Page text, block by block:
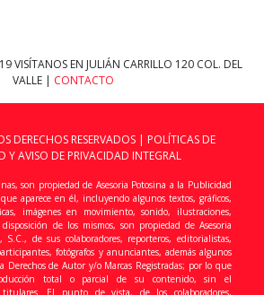
VISÍTANOS EN JULIÁN CARRILLO 120 COL. DEL
VALLE | CONTACTO
DERECHOS RESERVADOS | POLÍTICAS DE
Y AVISO DE PRIVACIDAD INTEGRAL
son propiedad de Asesoria Potosina a la Publicidad
aparece en él, incluyendo algunos textos, gráficos,
imágenes en movimiento, sonido, ilustraciones,
de los mismos, son propiedad de Asesoria
de sus colaboradores, reporteros, editorialistas,
fotógrafos y anunciantes, además algunos
Derechos de Autor y/o Marcas Registradas; por lo que
total o parcial de su contenido, sin el
El punto de vista, de los colaboradores,